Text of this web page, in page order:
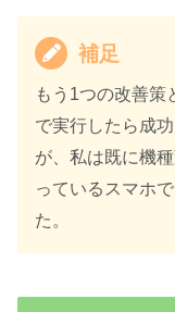
補足
もう1つの改善策
で実行したら成
が、私は既に機
っているスマホ
た。